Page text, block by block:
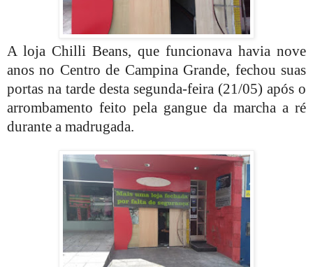
A loja Chilli Beans, que funcionava havia nove
anos no Centro de Campina Grande, fechou suas
portas na tarde desta segunda-feira (21/05) após o
arrombamento feito pela gangue da marcha a ré
durante a madrugada.